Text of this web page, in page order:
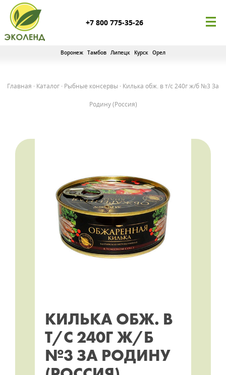
+7 800 775-35-26
Воронеж Тамбов Липецк Курск Орел
Главная · Каталог · Рыбные консервы · Килька обж. в т/с 240г ж/б №3 За
Родину (Россия)
КИЛЬКА ОБЖ. В
Т/С 240Г Ж/Б
№3 ЗА РОДИНУ